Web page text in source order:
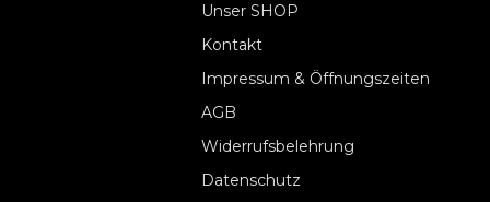
Unser SHOP
Kontakt
Impressum & Öffnungszeiten
AGB
Widerrufsbelehrung
Datenschutz